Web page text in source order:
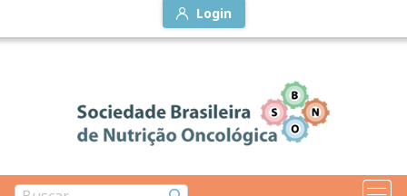
Login